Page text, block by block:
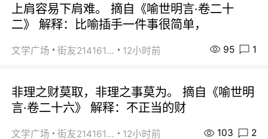
上肩容易下肩难。 摘自《喻世明言·卷二十
二》 解释：比喻插手一件事很简单，
文学广场 街友21416156 12小时前 95 1
非理之财莫取，非理之事莫为。 摘自《喻世明
言·卷二十六》 解释：不正当的财
文学广场 街友21416156 12小时前 103 2